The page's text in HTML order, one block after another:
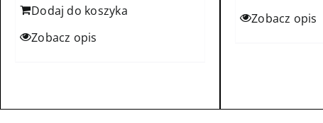
Dodaj do koszyka
Zobacz opis
Zobacz opis